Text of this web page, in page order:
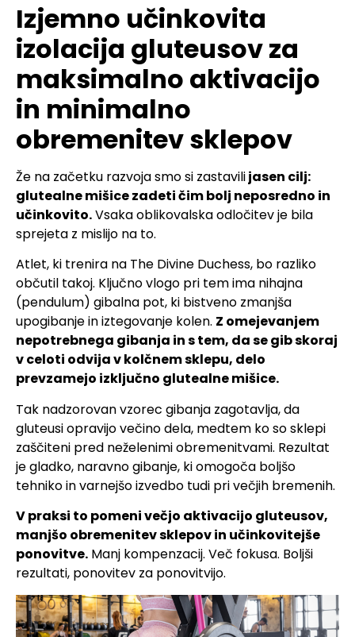
Izjemno učinkovita
izolacija gluteusov za
maksimalno aktivacijo
in minimalno
obremenitev sklepov
Že na začetku razvoja smo si zastavilijasen cilj:
glutealne mišice zadeti čim bolj neposredno in
učinkovito.Vsaka oblikovalska odločitev je bila
sprejeta z mislijo na to.
Atlet, ki trenira na The Divine Duchess, bo razliko
občutil takoj. Ključno vlogo pri tem ima nihajna
(pendulum) gibalna pot, ki bistveno zmanjša
upogibanje in iztegovanje kolen. Z omejevanjem
nepotrebnega gibanja in s tem, da se gib skoraj
v celoti odvija v kolčnem sklepu, delo
prevzamejo izključno glutealne mišice.
Tak nadzorovan vzorec gibanja zagotavlja, da
gluteusi opravijo večino dela, medtem ko so sklepi
zaščiteni pred neželenimi obremenitvami. Rezultat
je gladko, naravno gibanje, ki omogoča boljšo
tehniko in varnejšo izvedbo tudi pri večjih bremenih.
V praksi to pomeni večjo aktivacijo gluteusov,
manjšo obremenitev sklepov in učinkovitejše
ponovitve. Manj kompenzacij. Več fokusa. Boljši
rezultati, ponovitev za ponovitvijo.